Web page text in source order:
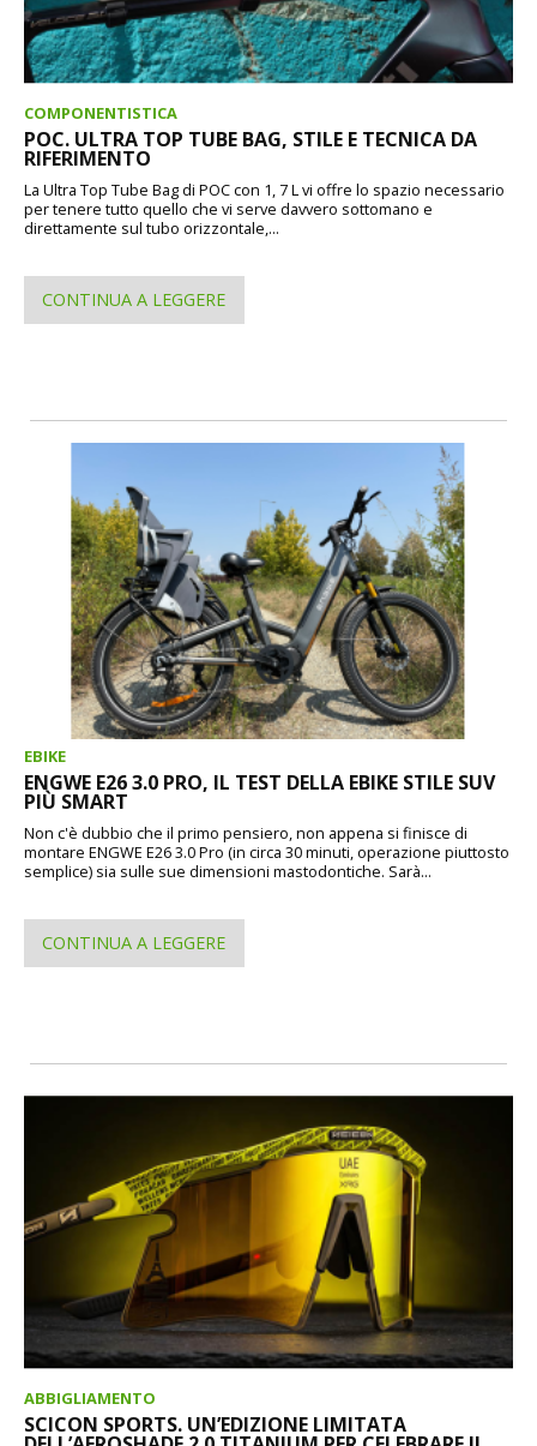
COMPONENTISTICA
POC. ULTRA TOP TUBE BAG, STILE E TECNICA DA
RIFERIMENTO
La Ultra Top Tube Bag di POC con 1, 7 L vi offre lo spazio necessario
per tenere tutto quello che vi serve davvero sottomano e
direttamente sul tubo orizzontale,...
CONTINUA A LEGGERE
EBIKE
ENGWE E26 3.0 PRO, IL TEST DELLA EBIKE STILE SUV
PIÙ SMART
Non c'è dubbio che il primo pensiero, non appena si finisce di
montare ENGWE E26 3.0 Pro (in circa 30 minuti, operazione piuttosto
semplice) sia sulle sue dimensioni mastodontiche. Sarà...
CONTINUA A LEGGERE
ABBIGLIAMENTO
SCICON SPORTS. UN’EDIZIONE LIMITATA